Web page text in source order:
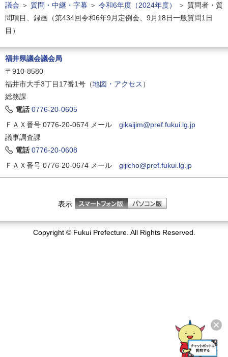
議会 ＞ 質問・中継・字幕 ＞ 令和6年度（2024年度） ＞ 質問者・質
問項目、録画（第434回令和6年9月定例会、9月18日一般質問1日
目）
福井県議会議会局
〒910-8580
福井市大手3丁目17番1号（地図・アクセス ）
総務課
電話 0776-20-0605
ＦＡＸ番号 0776-20-0674 メール gikaijim@pref.fukui.lg.jp
議事調査課
電話 0776-20-0608
ＦＡＸ番号 0776-20-0674 メール gijicho@pref.fukui.lg.jp
表示
Copyright © Fukui Prefecture. All Rights Reserved.